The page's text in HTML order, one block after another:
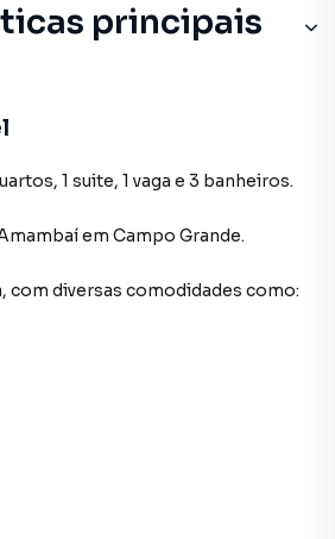
principais
1 suite, 1 vaga e 3 banheiros.
em Campo Grande.
, com diversas comodidades como: